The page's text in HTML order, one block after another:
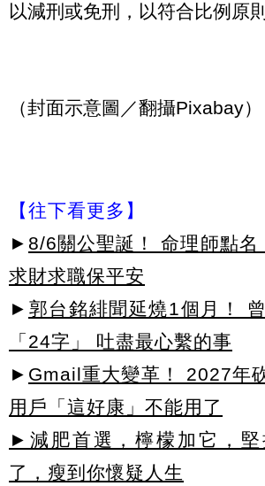
以減刑或免刑，以符合比例原則
（封面示意圖／翻攝Pixabay）
【往下看更多】
► 8/6關公聖誕！ 命理師點名
求財求職保平安
► 郭台銘緋聞延燒1個月！
「24字」 吐盡最心繫的事
► Gmail重大變革！ 2027年
用戶「這好康」不能用了
►減肥首選，檸檬加它，堅
了，瘦到你懷疑人生